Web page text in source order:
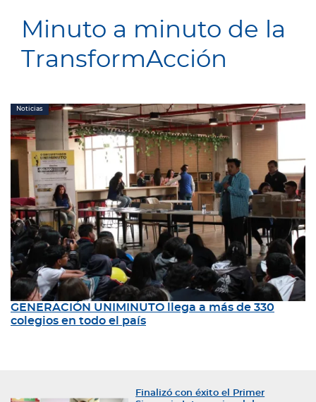
Minuto a minuto de la
TransformAcción
Noticias
GENERACIÓN UNIMINUTO llega a más de 330
colegios en todo el país
Finalizó con éxito el Primer